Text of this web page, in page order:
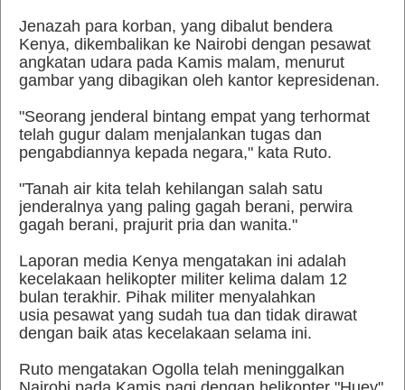
Jenazah para korban, yang dibalut bendera
Kenya, dikembalikan ke Nairobi dengan pesawat
angkatan udara pada Kamis malam, menurut
gambar yang dibagikan oleh kantor kepresidenan.
"Seorang jenderal bintang empat yang terhormat
telah gugur dalam menjalankan tugas dan
pengabdiannya kepada negara," kata Ruto.
"Tanah air kita telah kehilangan salah satu
jenderalnya yang paling gagah berani, perwira
gagah berani, prajurit pria dan wanita."
Laporan media Kenya mengatakan ini adalah
kecelakaan helikopter militer kelima dalam 12
bulan terakhir. Pihak militer menyalahkan
usia pesawat yang sudah tua dan tidak dirawat
dengan baik atas kecelakaan selama ini.
Ruto mengatakan Ogolla telah meninggalkan